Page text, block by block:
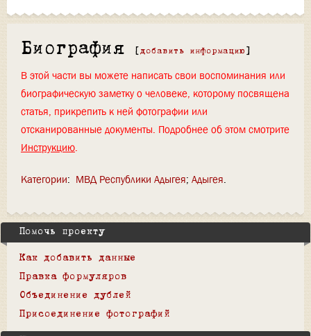
Биография [ добавить информацию ]
В этой части вы можете написать свои воспоминания или
биографическую заметку о человеке, которому посвящена
статья, прикрепить к ней фотографии или
отсканированные документы. Подробнее об этом смотрите
Инструкцию.
Категории: МВД Республики Адыгея Адыгея
Помочь проекту
Как добавить данные
Правка формуляров
Объединение дублей
Присоединение фотографий